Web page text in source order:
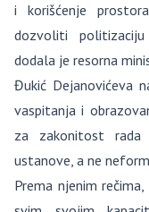
i korišćenje
dozvoliti
dodala je resorna
Đukić Dejanovićeva
vaspitanja i
za zakonitost
ustanove, a ne
Prema njenim